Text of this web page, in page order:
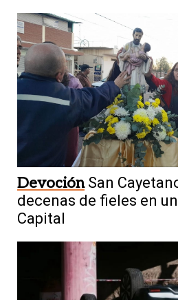
Devoción San
decenas de fieles en
Capital